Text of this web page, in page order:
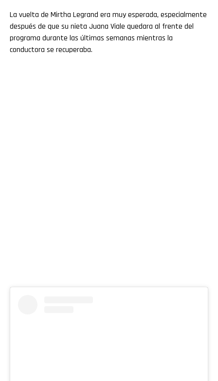
La vuelta de Mirtha Legrand era muy esperada, especialmente
después de que su nieta Juana Viale quedara al frente del
programa durante las últimas semanas mientras la
conductora se recuperaba.